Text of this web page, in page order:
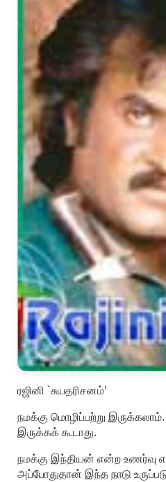
ரஜினி `சுயதரிசனம்'
நமக்கு மொழிப்பற்று
இருக்கக் கூடாது.
நமக்கு இந்தியன் என்ற உணர்வு
அப்போதுதான் இந்த நாடு